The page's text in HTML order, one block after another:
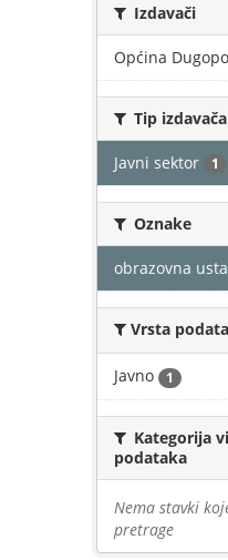
Izdavači
Općina
Tip izdavača
Javni sektor 1
Oznake
obrazovna
Vrsta
Javno 1
Kategorija
podataka
Nema stavki
pretrage